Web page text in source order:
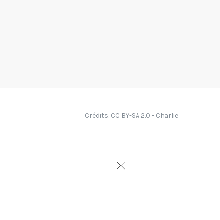
Crédits: CC BY-SA 2.0 - Charlie
pour se repérer